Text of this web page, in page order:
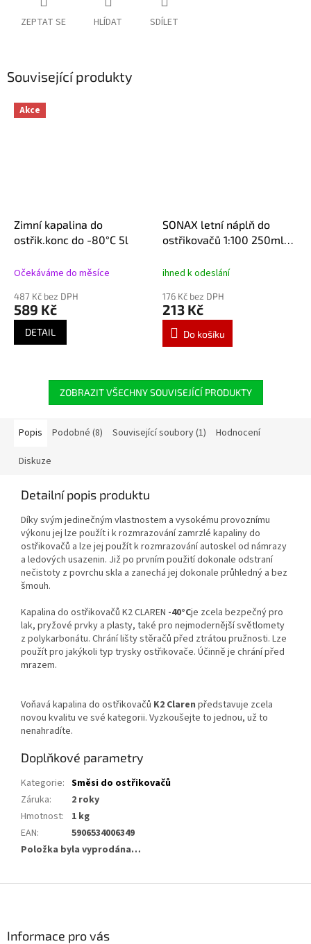
ZEPTAT SE HLÍDAT SDÍLET
Související produkty
Akce
Zimní kapalina do
ostřik.konc do -80°C 5l
Očekáváme do měsíce
487 Kč bez DPH
589 Kč
DETAIL
SONAX letní náplň do
ostřikovačů 1:100 250ml
ihned k odeslání
176 Kč bez DPH
213 Kč
Do košíku
ZOBRAZIT VŠECHNY SOUVISEJÍCÍ PRODUKTY
Popis Podobné (8) Související soubory (1) Hodnocení
Diskuze
Detailní popis produktu
Díky svým jedinečným vlastnostem a vysokému provoznímu
výkonu jej lze použít i k rozmrazování zamrzlé kapaliny do
ostřikovačů a lze jej použít k rozmrazování autoskel od námrazy
a ledových usazenin. Již po prvním použití dokonale odstraní
nečistoty z povrchu skla a zanechá jej dokonale průhledný a bez
šmouh.
Kapalina do ostřikovačů K2 CLAREN -40°Cje zcela bezpečný pro
lak, pryžové prvky a plasty, také pro nejmodernější světlomety
z polykarbonátu. Chrání lišty stěračů před ztrátou pružnosti. Lze
použít pro jakýkoli typ trysky ostřikovače. Účinně je chrání před
mrazem.
Voňavá kapalina do ostřikovačů K2 Claren představuje zcela
novou kvalitu ve své kategorii. Vyzkoušejte to jednou, už to
nenahradíte.
Doplňkové parametry
Kategorie: Směsi do ostřikovačů
Záruka:
2 roky
Hmotnost:
1 kg
EAN:
5906534006349
Položka byla vyprodána…
Informace pro vás